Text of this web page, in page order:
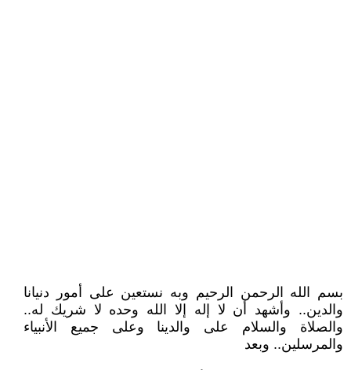
بسم الله الرحمن الرحيم وبه نستعين على أمور دنيانا
والدين.. وأشهد أن لا إله إلا الله وحده لا شريك له..
والصلاة والسلام على والدينا وعلى جميع الأنبياء
والمرسلين.. وبعد